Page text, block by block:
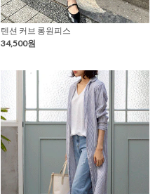
텐션 커브 롱원피스
34,500원